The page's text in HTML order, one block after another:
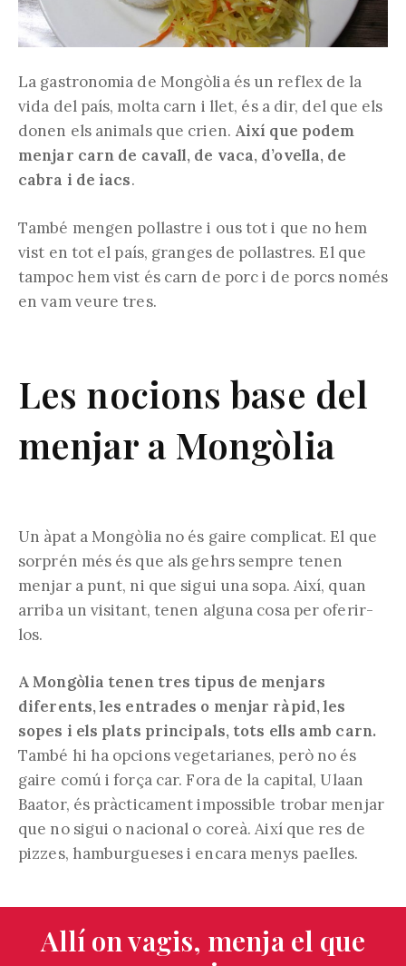
La gastronomia de Mongòlia és un reflex de la
vida del país, molta carn i llet, és a dir, del que els
donen els animals que crien. Així que podem
menjar carn de cavall, de vaca, d’ovella, de
cabra i de iacs.
També mengen pollastre i ous tot i que no hem
vist en tot el país, granges de pollastres. El que
tampoc hem vist és carn de porc i de porcs només
en vam veure tres.
Les nocions base del
menjar a Mongòlia
Un àpat a Mongòlia no és gaire complicat. El que
sorprén més és que als gehrs sempre tenen
menjar a punt, ni que sigui una sopa. Així, quan
arriba un visitant, tenen alguna cosa per oferir-
los.
A Mongòlia tenen tres tipus de menjars
diferents, les entrades o menjar ràpid, les
sopes i els plats principals, tots ells amb carn.
També hi ha opcions vegetarianes, però no és
gaire comú i força car. Fora de la capital, Ulaan
Baator, és pràcticament impossible trobar menjar
que no sigui o nacional o coreà. Així que res de
pizzes, hamburgueses i encara menys paelles.
Allí on vagis, menja el que